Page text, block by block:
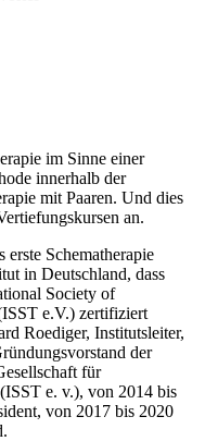
im Sinne einer
innerhalb der
mit Paaren. Und dies
an.
erste Schematherapie
in Deutschland, dass
Society of
e.V.) zertifiziert
Roediger, Institutsleiter,
der
für
e. v.), von 2014 bis
von 2017 bis 2020